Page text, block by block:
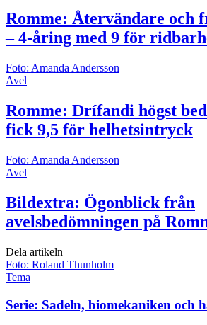
Romme: Återvändare och
– 4-åring med 9 för
Foto: Amanda Andersson
Avel
Romme: Drífandi högst
fick 9,5 för helhetsintryck
Foto: Amanda Andersson
Avel
Bildextra: Ögonblick från
avelsbedömningen på
Dela artikeln
Foto: Roland Thunholm
Tema
Serie: Sadeln, biomekaniken och